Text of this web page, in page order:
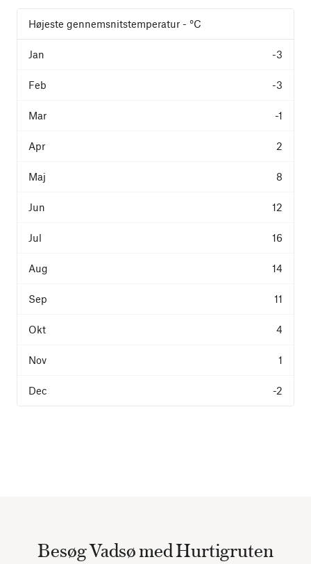
Højeste gennemsnitstemperatur - °C
-3
-3
-1
2
8
12
16
14
11
4
1
-2
Besøg Vadsø med Hurtigruten